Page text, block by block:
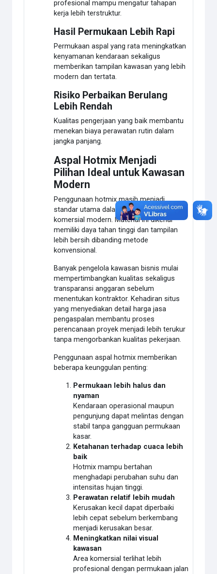
profesional mampu mengatur tahapan
kerja lebih terstruktur.
Hasil Permukaan Lebih Rapi
Permukaan aspal yang rata meningkatkan
kenyamanan kendaraan sekaligus
memberikan tampilan kawasan yang lebih
modern dan tertata.
Risiko Perbaikan Berulang
Lebih Rendah
Kualitas pengerjaan yang baik membantu
menekan biaya perawatan rutin dalam
jangka panjang.
Aspal Hotmix Menjadi
Pilihan Ideal untuk Kawasan
Modern
Penggunaan hotmix masih menjadi
standar utama dalam pembangunan jalan
komersial modern. Material ini dikenal
memiliki daya tahan tinggi dan tampilan
lebih bersih dibanding metode
konvensional.
Banyak pengelola kawasan bisnis mulai
mempertimbangkan kualitas sekaligus
transparansi anggaran sebelum
menentukan kontraktor. Kehadiran situs
yang menyediakan detail harga jasa
pengaspalan membantu proses
perencanaan proyek menjadi lebih terukur
tanpa mengorbankan kualitas pekerjaan.
Penggunaan aspal hotmix memberikan
beberapa keunggulan penting:
Permukaan lebih halus dan
nyaman
Kendaraan operasional maupun
pengunjung dapat melintas dengan
stabil tanpa gangguan permukaan
kasar.
Ketahanan terhadap cuaca lebih
baik
Hotmix mampu bertahan
menghadapi perubahan suhu dan
intensitas hujan tinggi.
Perawatan relatif lebih mudah
Kerusakan kecil dapat diperbaiki
lebih cepat sebelum berkembang
menjadi kerusakan besar.
Meningkatkan nilai visual
kawasan
Area komersial terlihat lebih
profesional dengan permukaan jalan